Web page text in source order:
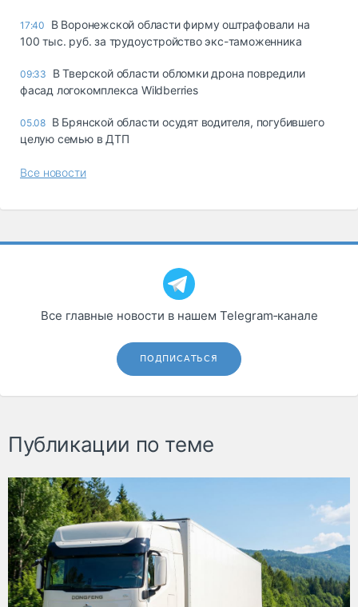
17:40
В Воронежской области фирму оштрафовали на
100 тыс. руб. за трудоустройство экс-таможенника
09:33
В Тверской области обломки дрона повредили
фасад логокомплекса Wildberries
05.08 В Брянской области осудят водителя, погубившего
целую семью в ДТП
Все новости
Все главные новости в нашем Telegram‑канале
ПОДПИСАТЬСЯ
Публикации по теме